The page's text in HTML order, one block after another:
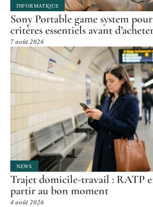
INFORMATIQUE
Sony Portable game system
critères essentiels avant
7 août 2026
NEWS
Trajet domicile-travail : RATP
partir au bon moment
4 août 2026